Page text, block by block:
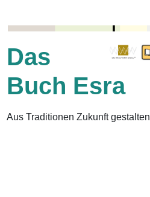
Das
Buch Esra
Aus Traditionen Zukunft gestalten